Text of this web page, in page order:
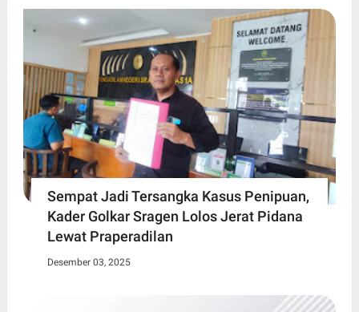
Sempat Jadi Tersangka Kasus Penipuan,
Kader Golkar Sragen Lolos Jerat Pidana
Lewat Praperadilan
Desember 03, 2025